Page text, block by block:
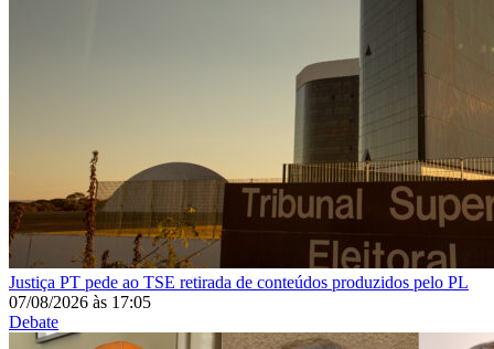
Justiça PT pede ao TSE retirada de conteúdos produzidos pelo PL
07/08/2026 às 17:05
Debate